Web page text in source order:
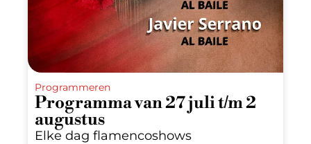
Programmeren
Programma van 27 juli t/m 2
augustus
Elke dag flamencoshows